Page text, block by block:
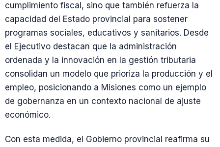
cumplimiento fiscal, sino que también refuerza la
capacidad del Estado provincial para sostener
programas sociales, educativos y sanitarios. Desde
el Ejecutivo destacan que la administración
ordenada y la innovación en la gestión tributaria
consolidan un modelo que prioriza la producción y el
empleo, posicionando a Misiones como un ejemplo
de gobernanza en un contexto nacional de ajuste
económico.
Con esta medida, el Gobierno provincial reafirma su